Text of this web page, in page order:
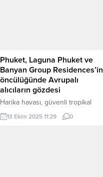
teşekkür ediyoruz. Çardak Çok
Programlı Anadolu Lisesi, Erecek
Çok Programlı...
Phuket, Laguna Phuket ve
Banyan Group Residences’in
öncülüğünde Avrupalı
alıcıların gözdesi
Harika havası, güvenli tropikal
ortamı ve dünya standartlarındaki
altyapısıyla Phuket, Avrupalılar için
13 Ekim 2025 11:29 0